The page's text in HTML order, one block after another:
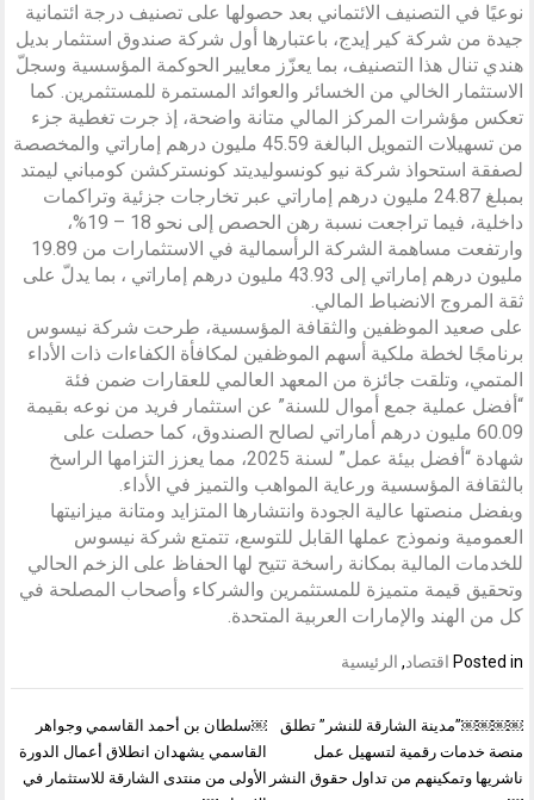
نوعيًا في التصنيف الائتماني بعد حصولها على تصنيف درجة ائتمانية
جيدة من شركة كير إيدج، باعتبارها أول شركة صندوق استثمار بديل
هندي تنال هذا التصنيف، بما يعزّز معايير الحوكمة المؤسسية وسجلّ
الاستثمار الخالي من الخسائر والعوائد المستمرة للمستثمرين. كما
تعكس مؤشرات المركز المالي متانة واضحة، إذ جرت تغطية جزء
من تسهيلات التمويل البالغة 45.59 مليون درهم إماراتي والمخصصة
لصفقة استحواذ شركة نيو كونسوليديتد كونستركشن كومباني ليمتد
بمبلغ 24.87 مليون درهم إماراتي عبر تخارجات جزئية وتراكمات
داخلية، فيما تراجعت نسبة رهن الحصص إلى نحو 18 – 19%،
وارتفعت مساهمة الشركة الرأسمالية في الاستثمارات من 19.89
مليون درهم إماراتي إلى 43.93 مليون درهم إماراتي ، بما يدلّ على
ثقة المروج الانضباط المالي.
على صعيد الموظفين والثقافة المؤسسية، طرحت شركة نيسوس
برنامجًا لخطة ملكية أسهم الموظفين لمكافأة الكفاءات ذات الأداء
المتمي، وتلقت جائزة من المعهد العالمي للعقارات ضمن فئة
“أفضل عملية جمع أموال للسنة” عن استثمار فريد من نوعه بقيمة
60.09 مليون درهم أماراتي لصالح الصندوق، كما حصلت على
شهادة “أفضل بيئة عمل” لسنة 2025، مما يعزز التزامها الراسخ
بالثقافة المؤسسية ورعاية المواهب والتميز في الأداء.
وبفضل منصتها عالية الجودة وانتشارها المتزايد ومتانة ميزانيتها
العمومية ونموذج عملها القابل للتوسع، تتمتع شركة نيسوس
للخدمات المالية بمكانة راسخة تتيح لها الحفاظ على الزخم الحالي
وتحقيق قيمة متميزة للمستثمرين والشركاء وأصحاب المصلحة في
كل من الهند والإمارات العربية المتحدة.
Posted in اقتصاد, الرئيسية
تصفّح
المقالات
￼سلطان بن أحمد القاسمي وجواهر
القاسمي يشهدان انطلاق أعمال الدورة
الأولى من منتدى الشارقة للاستثمار في
￼￼￼￼”مدينة الشارقة للنشر” تطلق
منصة خدمات رقمية لتسهيل عمل
ناشريها وتمكينهم من تداول حقوق النشر